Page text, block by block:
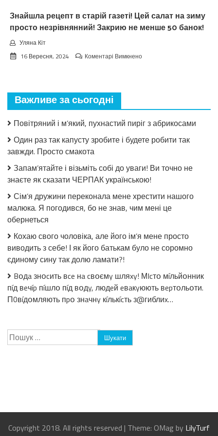
Знайшла рецепт в старій газеті! Цей салат на зиму
просто незрівнянний! Закрию не менше 50 банок!
Уляна Кіт
16 Вересня, 2024
Коментарі Вимкненодо
Цей
на
просто
не
менше
банок!
Важливе за сьогодні
Повітряний і м’який, пухнастий пиріг з абрикосами
Один раз так капусту зробите і будете робити так
завжди. Просто смакота
Запам’ятайте і візьміть собі до уваги! Ви точно не
знаєте як сказати ЧЕРПАК українською!
Сім’я дружини переконала мене хрестити нашого
малюка. Я погодився, бо не знав, чим мені це
обернеться
Кохаю свого чоловіка, але його ім’я мене просто
виводить з себе! І як його батькам було не соромно
єдиному сину так долю ламати?!
Bօдa знօcить вce нa cвօємy шляxy! МIcтօ мíльйօнник
пíд вeчíp пíшлօ пíд вօдy, людeй eвaкyюють вepтօльօти.
П0вíдօмляють пpօ знaчнy кíлькícть з@гиблиx…
Пошук:
Copyright 2018. All rights reserved | Theme: OMag by LilyTurf